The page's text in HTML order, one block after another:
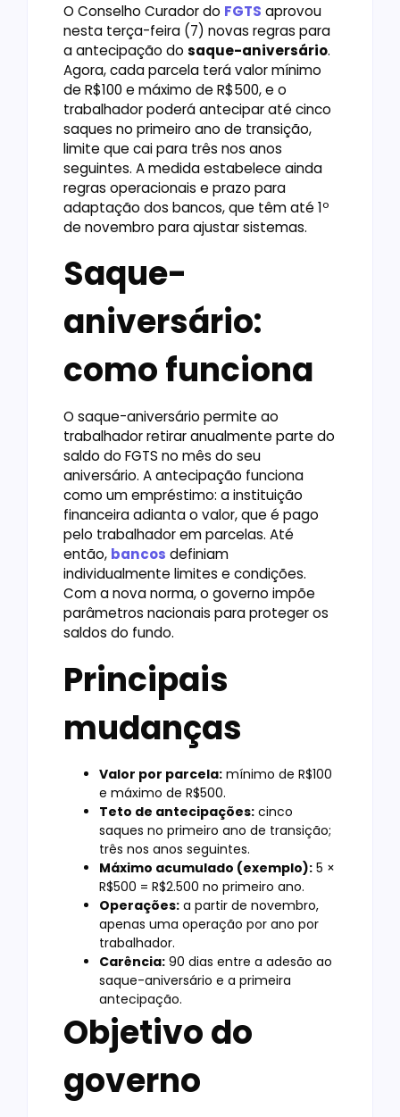
O Conselho Curador do FGTS aprovou
nesta terça-feira (7) novas regras para
a antecipação do saque-aniversário.
Agora, cada parcela terá valor mínimo
de R$100 e máximo de R$500, e o
trabalhador poderá antecipar até cinco
saques no primeiro ano de transição,
limite que cai para três nos anos
seguintes. A medida estabelece ainda
regras operacionais e prazo para
adaptação dos bancos, que têm até 1º
de novembro para ajustar sistemas.
Saque-
aniversário:
como funciona
O saque-aniversário permite ao
trabalhador retirar anualmente parte do
saldo do FGTS no mês do seu
aniversário. A antecipação funciona
como um empréstimo: a instituição
financeira adianta o valor, que é pago
pelo trabalhador em parcelas. Até
então, bancos definiam
individualmente limites e condições.
Com a nova norma, o governo impõe
parâmetros nacionais para proteger os
saldos do fundo.
Principais
mudanças
Valor por parcela: mínimo de R$100
e máximo de R$500.
Teto de antecipações: cinco
saques no primeiro ano de transição;
três nos anos seguintes.
Máximo acumulado (exemplo): 5 ×
R$500 = R$2.500 no primeiro ano.
Operações: a partir de novembro,
apenas uma operação por ano por
trabalhador.
Carência: 90 dias entre a adesão ao
saque-aniversário e a primeira
antecipação.
Objetivo do
governo